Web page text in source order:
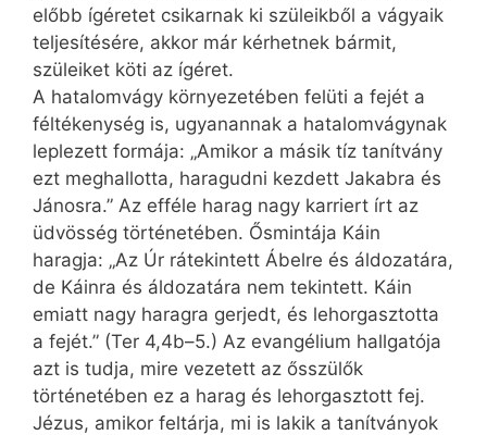
előbb ígéretet csikarnak ki szüleikből a vágyaik
teljesítésére, akkor már kérhetnek bármit,
szüleiket köti az ígéret.
A hatalomvágy környezetében felüti a fejét a
féltékenység is, ugyanannak a hatalomvágynak
leplezett formája: „Amikor a másik tíz tanítvány
ezt meghallotta, haragudni kezdett Jakabra és
Jánosra.” Az efféle harag nagy karriert írt az
üdvösség történetében. Ősmintája Káin
haragja: „Az Úr rátekintett Ábelre és áldozatára,
de Káinra és áldozatára nem tekintett. Káin
emiatt nagy haragra gerjedt, és lehorgasztotta
a fejét.” (Ter 4,4b–5.) Az evangélium hallgatója
azt is tudja, mire vezetett az ős­szülők
történetében ez a harag és lehorgasztott fej.
Jézus, amikor feltárja, mi is lakik a tanítványok